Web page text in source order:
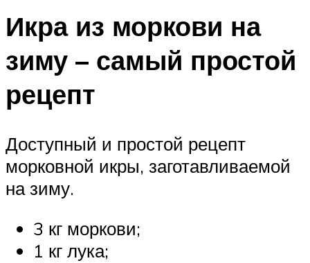
Икра из моркови на
зиму – самый простой
рецепт
Доступный и простой рецепт
морковной икры, заготавливаемой
на зиму.
3 кг моркови;
1 кг лука;